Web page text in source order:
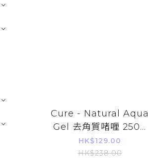
Cure - Natural Aqua
Gel 去角質啫喱 250g
(4589563520102)
HK$129.00
HK$238.00